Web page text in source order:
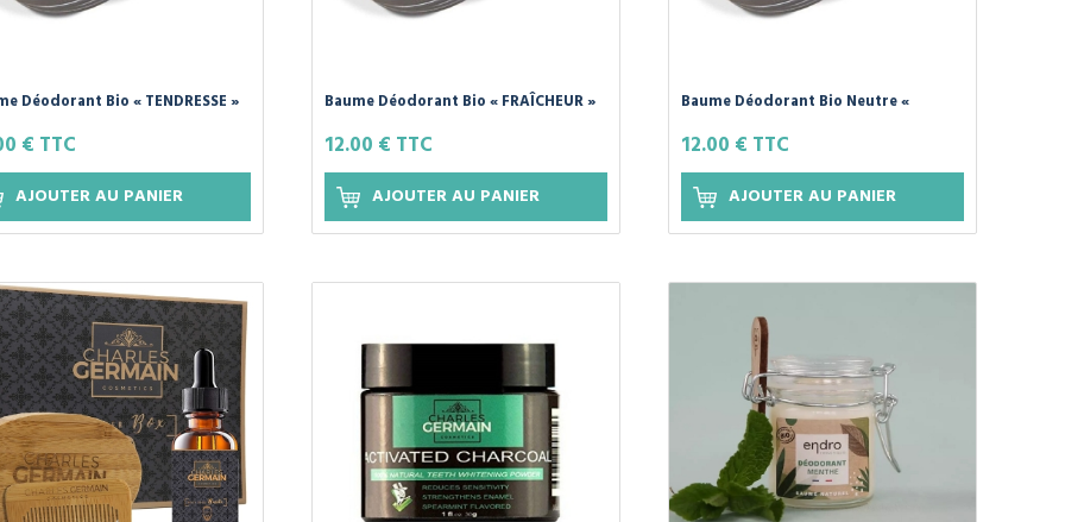
Déodorant Bio « TENDRESSE »
€ TTC
AJOUTER AU PANIER
Baume Déodorant Bio « FRAÎCHEUR »
12.00 € TTC
AJOUTER AU PANIER
Baume Déodorant Bio Neutre «
12.00 € TTC
AJOUTER AU PANIER